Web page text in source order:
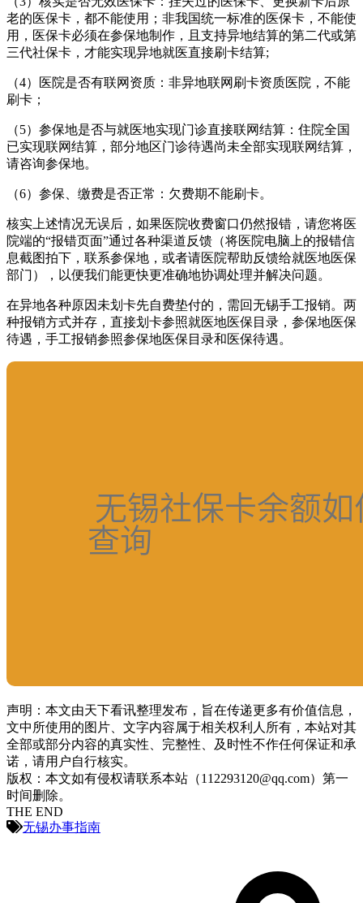
老的医保卡，都不能使用；非我国统一标准的医保卡，不能使
用，医保卡必须在参保地制作，且支持异地结算的第二代或第
三代社保卡，才能实现异地就医直接刷卡结算;
（4）医院是否有联网资质：非异地联网刷卡资质医院，不能
刷卡；
（5）参保地是否与就医地实现门诊直接联网结算：住院全国
已实现联网结算，部分地区门诊待遇尚未全部实现联网结算，
请咨询参保地。
（6）参保、缴费是否正常：欠费期不能刷卡。
核实上述情况无误后，如果医院收费窗口仍然报错，请您将医
院端的“报错页面”通过各种渠道反馈（将医院电脑上的报错信
息截图拍下，联系参保地，或者请医院帮助反馈给就医地医保
部门），以便我们能更快更准确地协调处理并解决问题。
在异地各种原因未划卡先自费垫付的，需回无锡手工报销。两
种报销方式并存，直接划卡参照就医地医保目录，参保地医保
待遇，手工报销参照参保地医保目录和医保待遇。
声明：本文由天下看讯整理发布，旨在传递更多有价值信息，
文中所使用的图片、文字内容属于相关权利人所有，本站对其
全部或部分内容的真实性、完整性、及时性不作任何保证和承
诺，请用户自行核实。
版权：本文如有侵权请联系本站（112293120@qq.com）第一
时间删除。
THE END
无锡办事指南